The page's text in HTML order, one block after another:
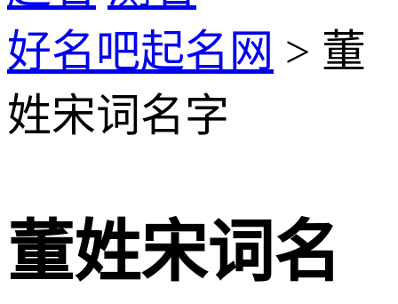
好名吧起名网 > 董
姓宋词名字
董姓宋词名